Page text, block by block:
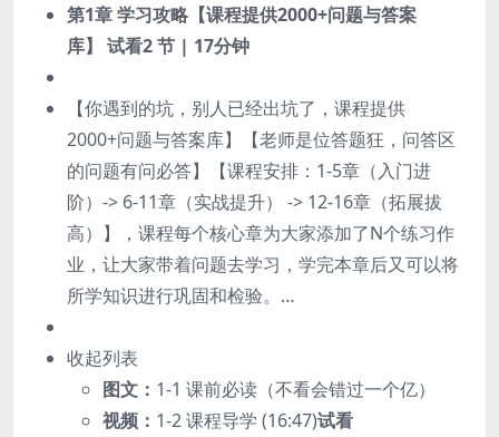
第1章 学习攻略【课程提供2000+问题与答案
库】 试看2 节 | 17分钟
【你遇到的坑，别人已经出坑了，课程提供
2000+问题与答案库】【老师是位答题狂，问答区
的问题有问必答】【课程安排：1-5章（入门进
阶）-> 6-11章（实战提升） -> 12-16章（拓展拔
高）】，课程每个核心章为大家添加了N个练习作
业，让大家带着问题去学习，学完本章后又可以将
所学知识进行巩固和检验。…
收起列表
图文： 1-1 课前必读（不看会错过一个亿）
视频： 1-2 课程导学 (16:47)试看